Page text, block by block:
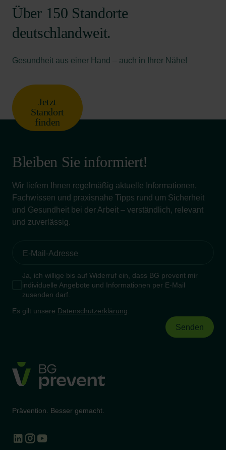
Über 150 Standorte
deutschlandweit.
Gesundheit aus einer Hand – auch in Ihrer Nähe!
Jetzt
Standort
finden
Bleiben Sie informiert!
Wir liefern Ihnen regelmäßig aktuelle Informationen,
Fachwissen und praxisnahe Tipps rund um Sicherheit
und Gesundheit bei der Arbeit – verständlich, relevant
und zuverlässig.
Ja, ich willige bis auf Widerruf ein, dass BG prevent mir
individuelle Angebote und Informationen per E-Mail
zusenden darf.
Es gilt unsere Datenschutzerklärung
Prävention. Besser gemacht.